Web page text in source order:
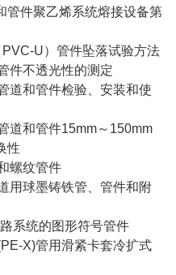
管件聚乙烯系统熔接设备第
U）管件坠落试验方法
件不透光性的测定
道和管件检验、安装和使
道和管件15mm～150mm
性
螺纹管件
用球墨铸铁管、管件和附
系统的图形符号管件
X)管用滑紧卡套冷扩式